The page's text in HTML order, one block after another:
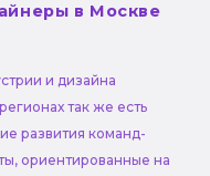
в Москве
и дизайна
так же есть
развития команд-
ориентированные на